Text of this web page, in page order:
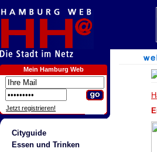
Mein Hamburg Web
Jetzt registrieren!
Cityguide
Essen und Trinken